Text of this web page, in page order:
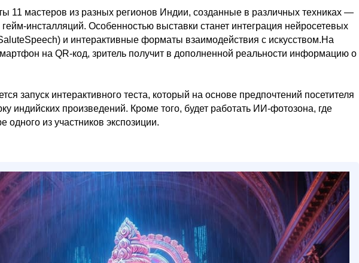
11 мастеров из разных регионов Индии, созданные в различных техниках —
инсталляций. Особенностью выставки станет интеграция нейросетевых
и интерактивные форматы взаимодействия с искусством.На
на QR-код, зритель получит в дополненной реальности информацию о
запуск интерактивного теста, который на основе предпочтений посетителя
индийских произведений. Кроме того, будет работать ИИ-фотозона, где
одного из участников экспозиции.